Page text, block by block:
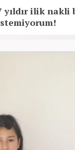
yıldır ilik nakli